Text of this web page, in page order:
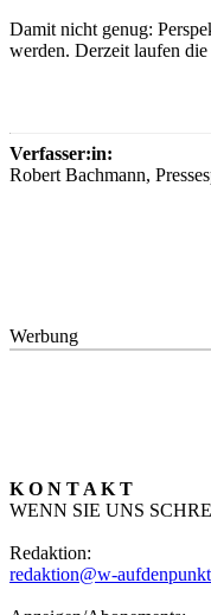
Damit nicht genug:
werden. Derzeit laufen
Verfasser:in:
Robert Bachmann,
Werbung
K O N T A K T
WENN SIE UNS
Redaktion:
redaktion@w-